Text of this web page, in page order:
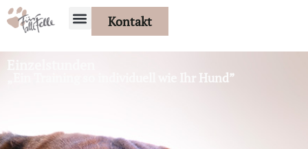
Kontakt
„Ein Training so individuell wie Ihr Hund”